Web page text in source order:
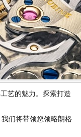
艺的魅力。探索打造
们将带领您领略朗格